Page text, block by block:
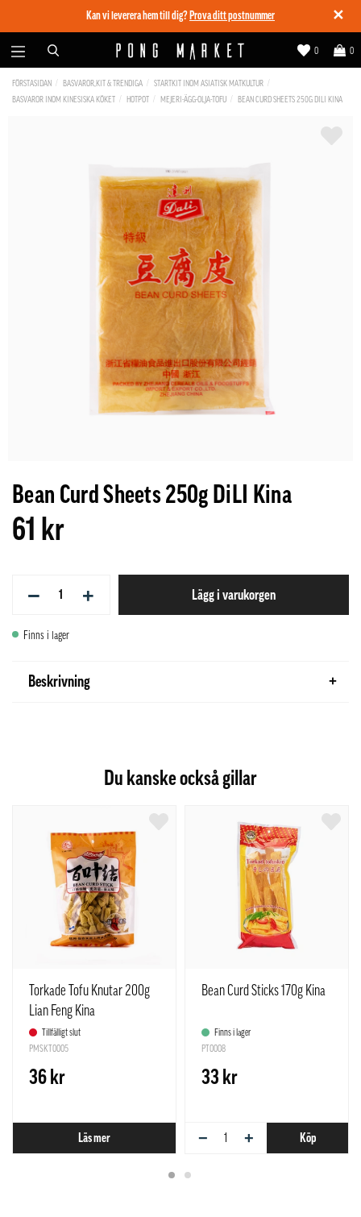
✕
Kan vi leverera hem till dig? Prova ditt postnummer
0
0
FÖRSTASIDAN BASVAROR,KIT & TRENDIGA
STARTKIT INOM ASIATISK MATKULTUR
BASVAROR INOM KINESISKA KÖKET
HOTPOT MEJERI-ÄGG-OLJA-TOFU BEAN CURD SHEETS 250G DILI KINA
Bean Curd Sheets 250g DiLI Kina
61 kr
− + Lägg i varukorgen
Finns i lager
Beskrivning
Du kanske också gillar
Torkade Tofu Knutar 200g
Lian Feng Kina
Tillfälligt slut
PMSKT0005
36 kr
Läs mer
Bean Curd Sticks 170g Kina
Finns i lager
PT0008
33 kr
− + Köp